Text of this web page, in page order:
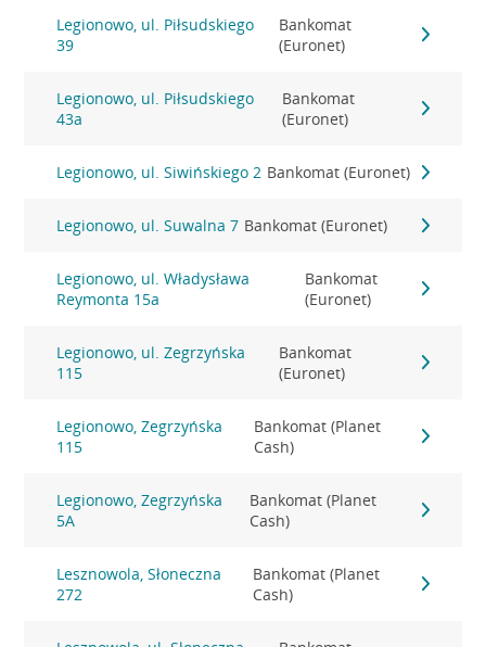
Legionowo, ul. Piłsudskiego
39
Bankomat
(Euronet)
Legionowo, ul. Piłsudskiego
43a
Bankomat
(Euronet)
Legionowo, ul. Siwińskiego 2 Bankomat (Euronet)
Legionowo, ul. Suwalna 7 Bankomat (Euronet)
Legionowo, ul. Władysława
Reymonta 15a
Bankomat
(Euronet)
Legionowo, ul. Zegrzyńska
115
Bankomat
(Euronet)
Legionowo, Zegrzyńska
115
Bankomat (Planet
Cash)
Legionowo, Zegrzyńska
5A
Bankomat (Planet
Cash)
Lesznowola, Słoneczna
272
Bankomat (Planet
Cash)